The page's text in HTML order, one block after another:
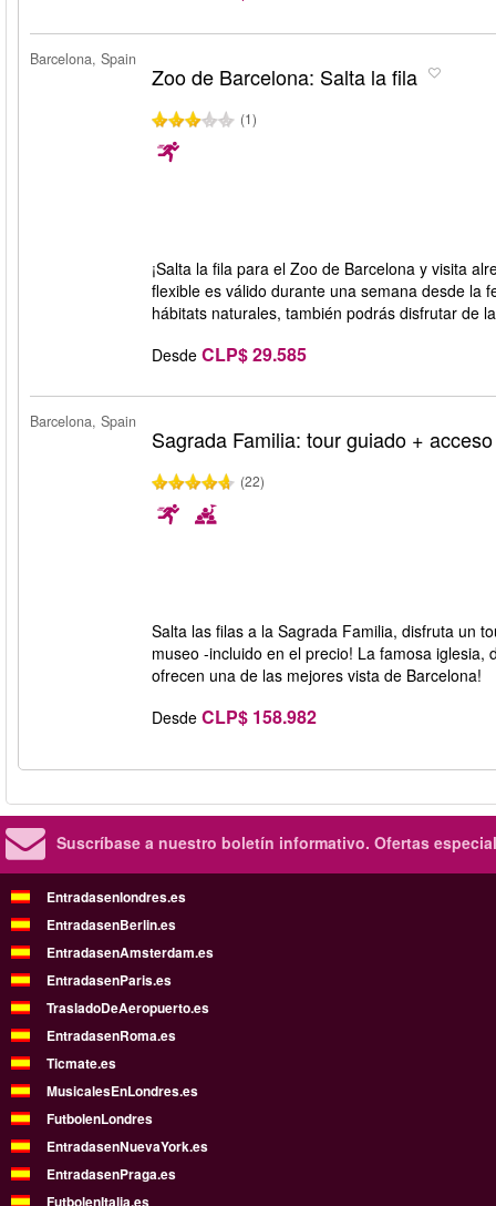
Barcelona, Spain
Zoo de Barcelona: Salta la fila
(1)
¡Salta la fila para el Zoo de Barcelona y visita
flexible es válido durante una semana desde la
hábitats naturales, también podrás disfrutar de
Desde CLP$ 29.585
Barcelona, Spain
Sagrada Familia: tour guiado +
(22)
Salta las filas a la Sagrada Familia, disfruta un
museo -incluido en el precio! La famosa
ofrecen una de las mejores vista de Barcelona!
Desde CLP$ 158.982
Suscríbase a nuestro boletín informativo. Ofertas
Entradasenlondres.es
EntradasenBerlin.es
EntradasenAmsterdam.es
EntradasenParis.es
TrasladoDeAeropuerto.es
EntradasenRoma.es
Ticmate.es
MusicalesEnLondres.es
FutbolenLondres
EntradasenNuevaYork.es
EntradasenPraga.es
FutbolenItalia.es